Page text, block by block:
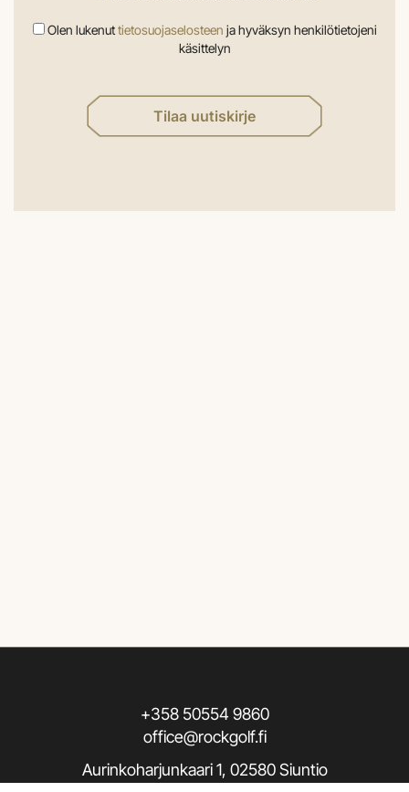
Olen lukenuttietosuojaselosteen ja hyväksyn henkilötietojeni
käsittelyn
Tilaa uutiskirje
+358 50554 9860
office@rockgolf.fi
Aurinkoharjunkaari 1, 02580 Siuntio